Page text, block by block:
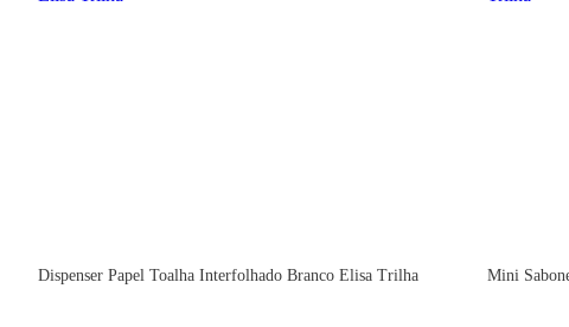
Dispenser Papel Toalha Interfolhado Branco Elisa Trilha Mini